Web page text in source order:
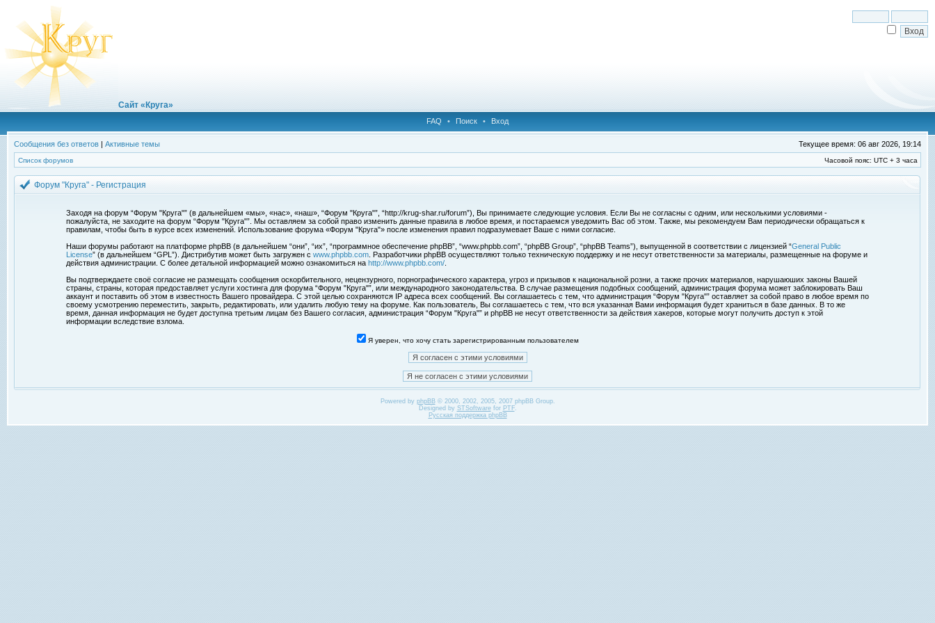
Сайт «Круга»
FAQ • Поиск • Вход
Сообщения без ответов | Активные темы Текущее время: 06 авг 2026, 19:14
Список форумов Часовой пояс: UTC + 3 часа
Форум "Круга" - Регистрация
Заходя на форум “Форум "Круга"” (в дальнейшем «мы», «нас», «наш», “Форум "Круга"”, “http://krug-shar.ru/forum”), Вы принимаете следующие условия. Если Вы не согласны с одним, или несколькими условиями -
пожалуйста, не заходите на форум “Форум "Круга"”. Мы оставляем за собой право изменить данные правила в любое время, и постараемся уведомить Вас об этом. Также, мы рекомендуем Вам периодически обращаться к
правилам, чтобы быть в курсе всех изменений. Использование форума «Форум "Круга"» после изменения правил подразумевает Ваше с ними согласие.
Наши форумы работают на платформе phpBB (в дальнейшем “они”, “их”, “программное обеспечение phpBB”, “www.phpbb.com”, “phpBB Group”, “phpBB Teams”), выпущенной в соответствии с лицензией “General Public
License” (в дальнейшем “GPL”). Дистрибутив может быть загружен с www.phpbb.com . Разработчики phpBB осуществляют только техническую поддержку и не несут ответственности за материалы, размещенные на форуме и
действия администрации. С более детальной информацией можно ознакомиться на http://www.phpbb.com/
Вы подтверждаете своё согласие не размещать сообщения оскорбительного, нецензурного, порнографического характера, угроз и призывов к национальной розни, а также прочих материалов, нарушаюших законы Вашей
страны, страны, которая предоставляет услуги хостинга для форума “Форум "Круга"”, или международного законодательства. В случае размещения подобных сообщений, администрация форума может заблокировать Ваш
аккаунт и поставить об этом в известность Вашего провайдера. С этой целью сохраняются IP адреса всех сообщений. Вы соглашаетесь с тем, что администрация “Форум "Круга"” оставляет за собой право в любое время по
своему усмотрению переместить, закрыть, редактировать, или удалить любую тему на форуме. Как пользователь, Вы соглашаетесь с тем, что вся указанная Вами информация будет храниться в базе данных. В то же
время, данная информация не будет доступна третьим лицам без Вашего согласия, администрация “Форум "Круга"” и phpBB не несут ответственности за действия хакеров, которые могут получить доступ к этой
информации вследствие взлома.
Я уверен, что хочу стать зарегистрированным пользователем
Powered by phpBB© 2000, 2002, 2005, 2007 phpBB Group.
Designed by STSoftwarefor PTF.
Русская поддержка phpBB